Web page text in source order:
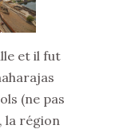
et il fut
(ne pas
la région